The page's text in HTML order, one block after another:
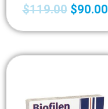
$119.00 $90.00